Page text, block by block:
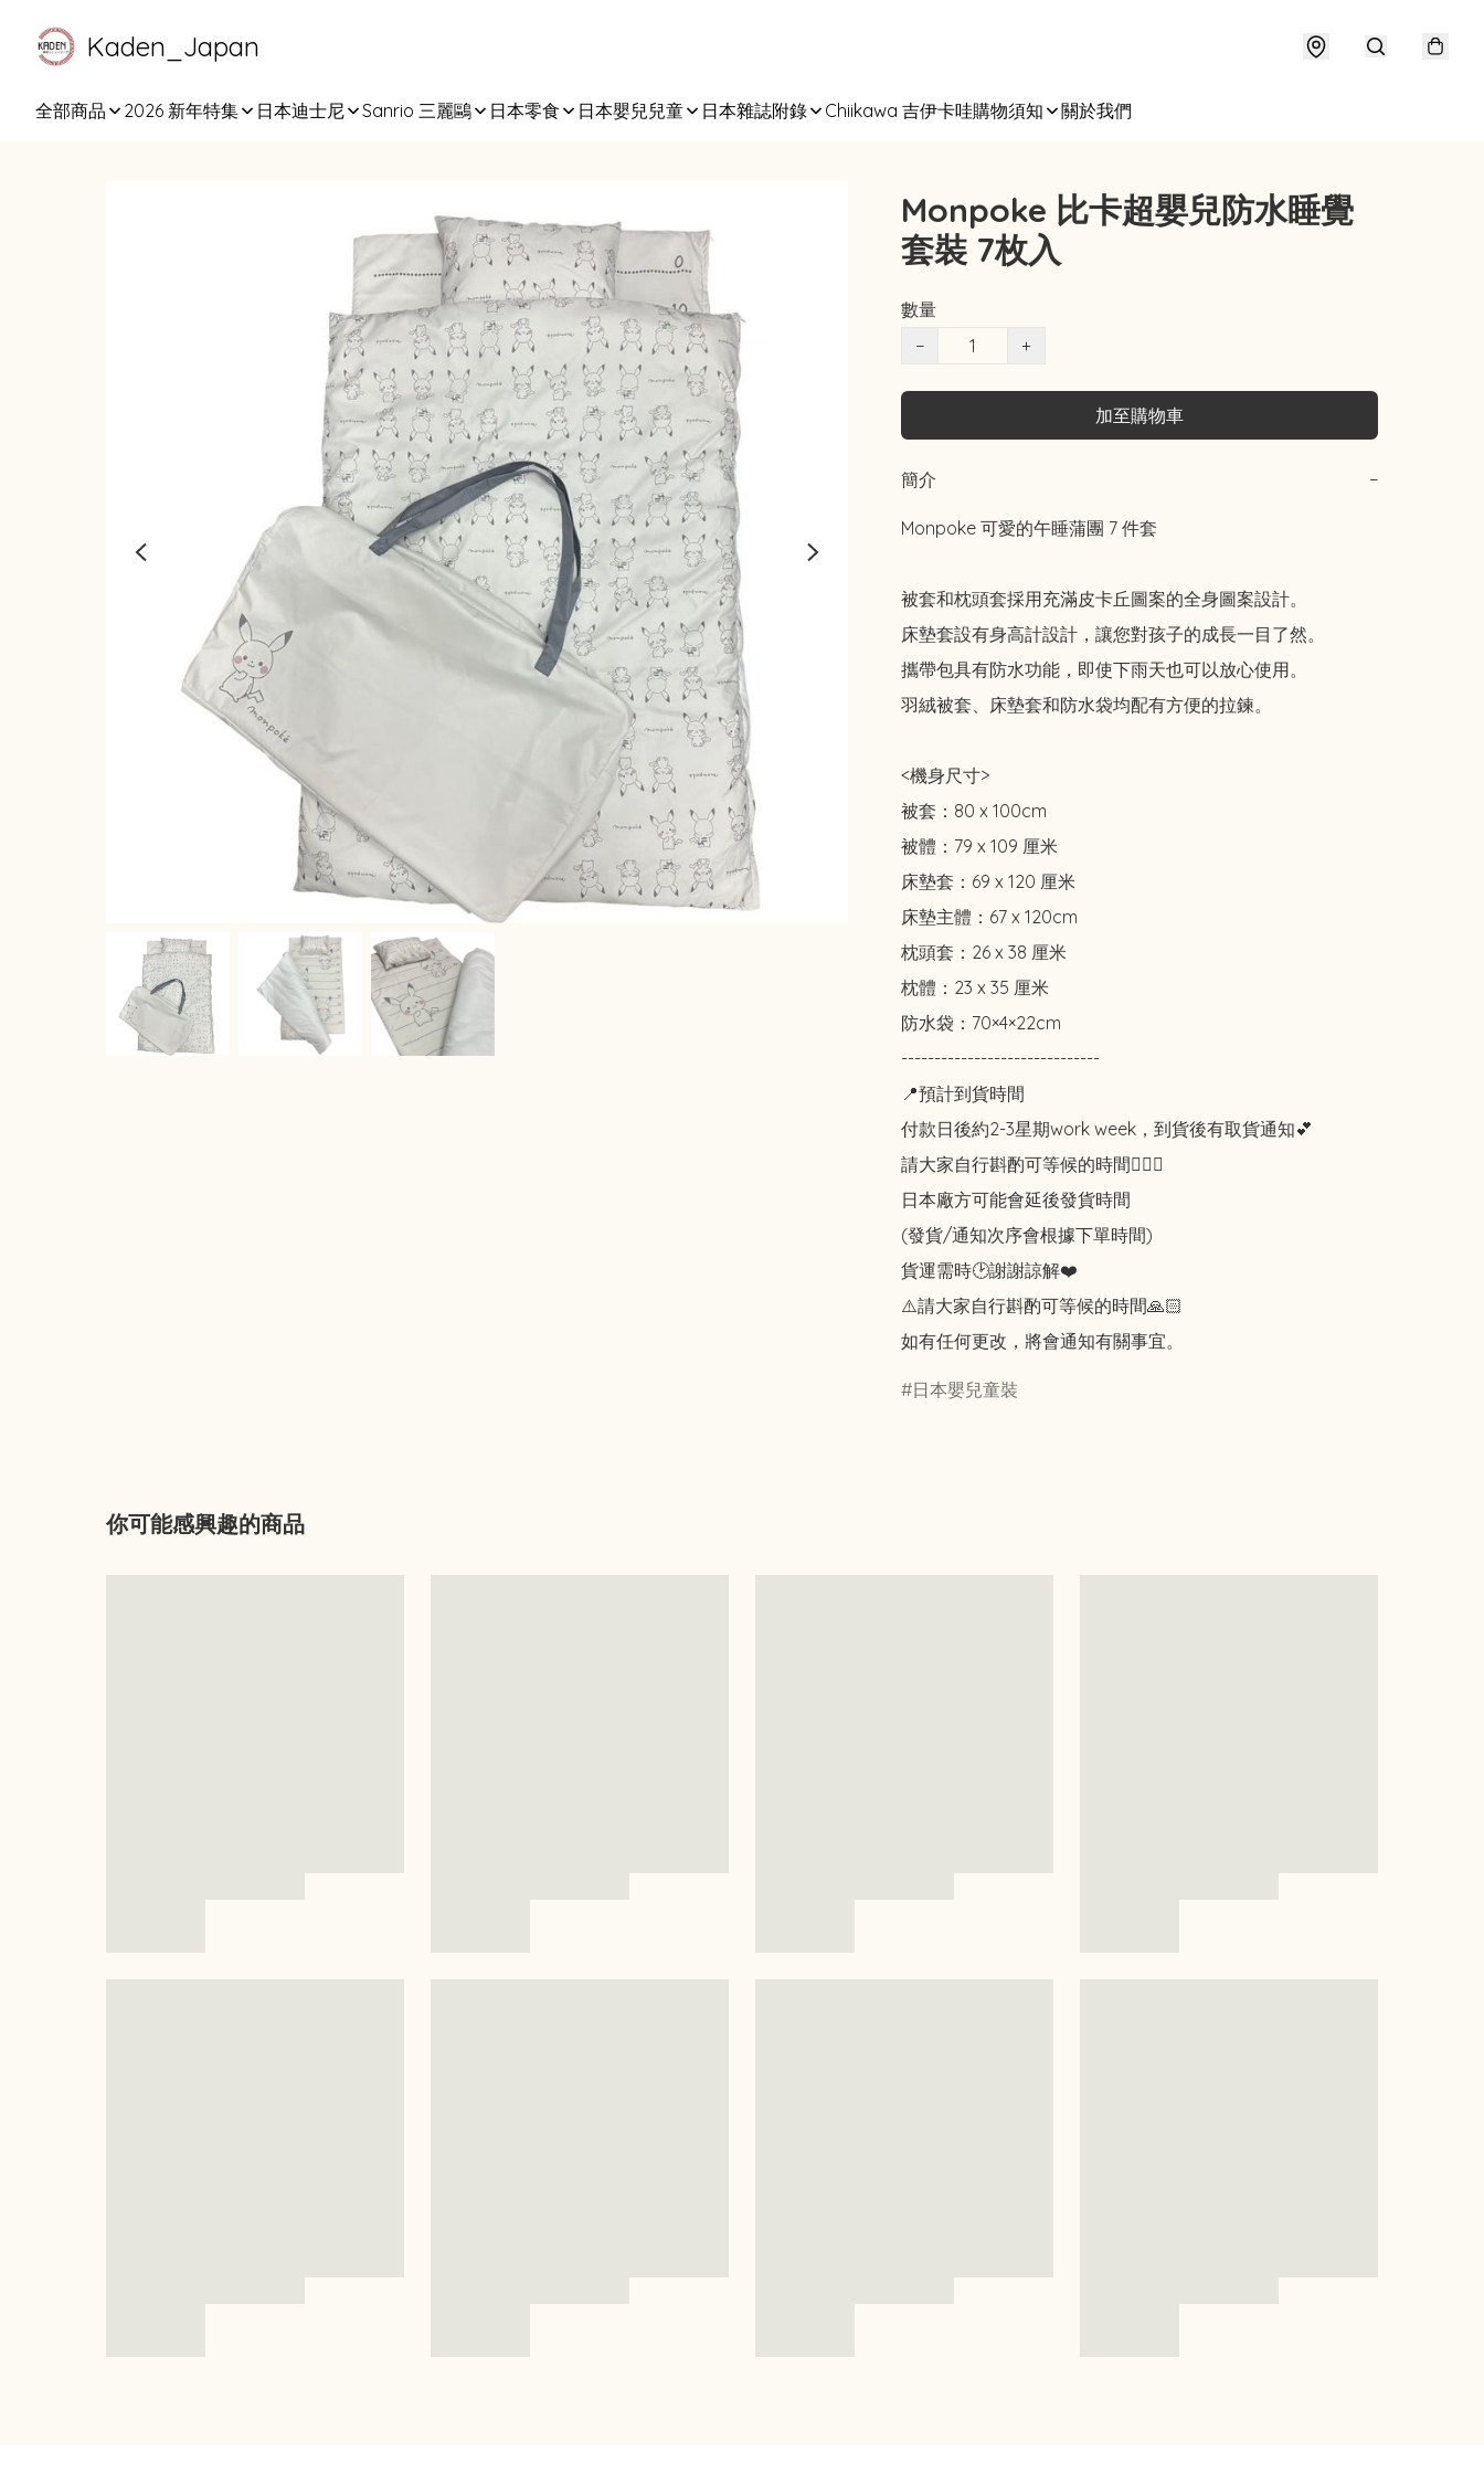
Kaden_Japan
全部商品 2026 新年特集 日本迪士尼 Sanrio 三麗鷗 日本零食 日本嬰兒兒童 日本雜誌附錄 Chiikawa 吉伊卡哇購物須知 關於我們
Monpoke 比卡超嬰兒防水睡覺
套裝 7枚入
數量
−
+
加至購物車
簡介 −
Monpoke 可愛的午睡蒲團 7 件套
被套和枕頭套採用充滿皮卡丘圖案的全身圖案設計。
床墊套設有身高計設計，讓您對孩子的成長一目了然。
攜帶包具有防水功能，即使下雨天也可以放心使用。
羽絨被套、床墊套和防水袋均配有方便的拉鍊。
<機身尺寸>
被套：80 x 100cm
被體：79 x 109 厘米
床墊套：69 x 120 厘米
床墊主體：67 x 120cm
枕頭套：26 x 38 厘米
枕體：23 x 35 厘米
防水袋：70×4×22cm
------------------------------
📍預計到貨時間
付款日後約2-3星期work week，到貨後有取貨通知💕
請大家自行斟酌可等候的時間🙇🏻‍♀️
日本廠方可能會延後發貨時間
(發貨/通知次序會根據下單時間)
貨運需時🕑謝謝諒解❤️
⚠️請大家自行斟酌可等候的時間🙏🏻
如有任何更改，將會通知有關事宜。
日本嬰兒童裝
你可能感興趣的商品